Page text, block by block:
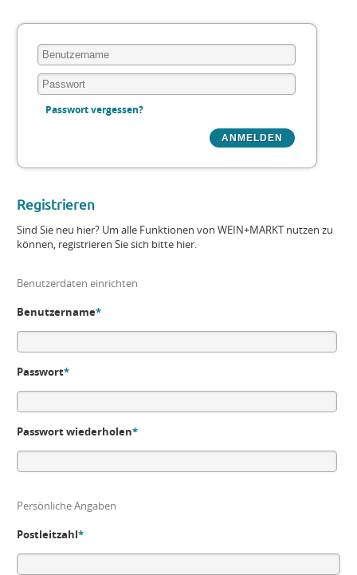
Passwort vergessen?
Registrieren
Sind Sie neu hier? Um alle Funktionen von WEIN+MARKT nutzen zu
können, registrieren Sie sich bitte hier.
Benutzerdaten einrichten
Benutzername*
Passwort*
Passwort wiederholen*
Persönliche Angaben
Postleitzahl*